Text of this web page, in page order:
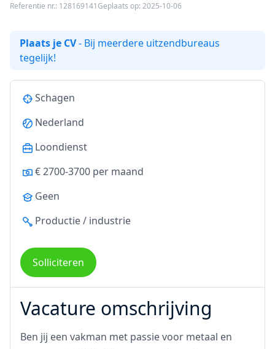
Referentie nr.: 128169141Geplaats op: 2025-10-06
Plaats je CV- Bij meerdere uitzendbureaus
tegelijk!
Schagen
Nederland
Loondienst
€ 2700-3700 per maand
Geen
Productie / industrie
Solliciteren
Vacature omschrijving
Ben jij een vakman met passie voor metaal en